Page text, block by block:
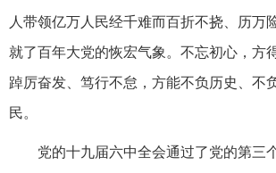
人带领亿万人民经千难而百折不挠、历万
就了百年大党的恢宏气象。不忘初心，方
踔厉奋发、笃行不怠，方能不负历史、不
民。
党的十九届六中全会通过了党的第三